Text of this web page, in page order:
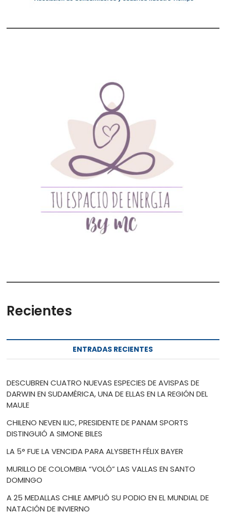
Recientes
ENTRADAS RECIENTES
DESCUBREN CUATRO NUEVAS ESPECIES DE AVISPAS DE
DARWIN EN SUDAMÉRICA, UNA DE ELLAS EN LA REGIÓN DEL
MAULE
CHILENO NEVEN ILIC, PRESIDENTE DE PANAM SPORTS
DISTINGUIÓ A SIMONE BILES
LA 5° FUE LA VENCIDA PARA ALYSBETH FÉLIX BAYER
MURILLO DE COLOMBIA “VOLÓ” LAS VALLAS EN SANTO
DOMINGO
A 25 MEDALLAS CHILE AMPLIÓ SU PODIO EN EL MUNDIAL DE
NATACIÓN DE INVIERNO